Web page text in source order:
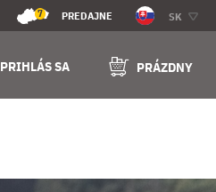
7 PREDAJNE SK
PRIHLÁS SA PRÁZDNY